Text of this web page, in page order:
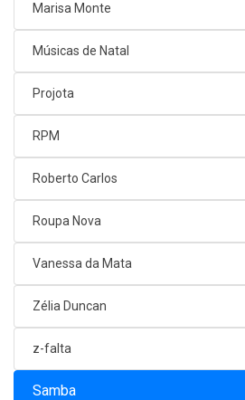
Marisa Monte
Músicas de Natal
Projota
RPM
Roberto Carlos
Roupa Nova
Vanessa da Mata
Zélia Duncan
z-falta
Samba